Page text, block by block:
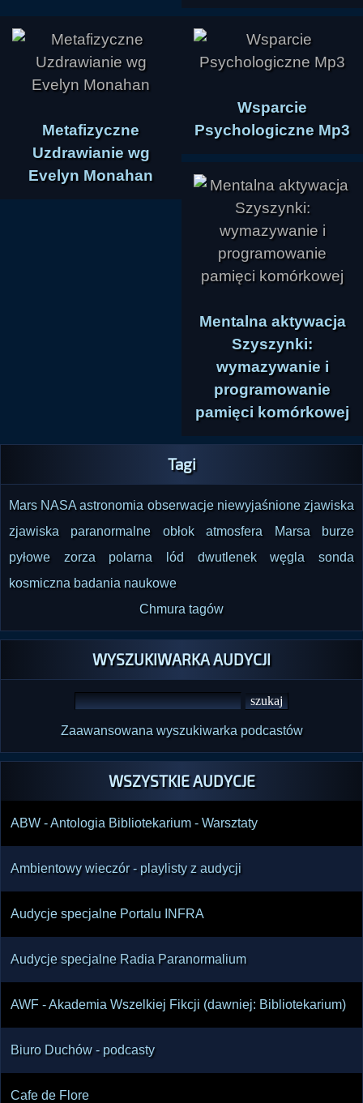
Metafizyczne
Uzdrawianie wg
Evelyn Monahan
Wsparcie
Psychologiczne Mp3
Mentalna aktywacja
Szyszynki:
wymazywanie i
programowanie
pamięci komórkowej
Tagi
Mars NASA astronomia obserwacje niewyjaśnione zjawiska
zjawiska paranormalne
obłok atmosfera Marsa
burze
pyłowe
zorza polarna lód dwutlenek węgla
sonda
kosmiczna badania naukowe
Chmura tagów
WYSZUKIWARKA AUDYCJI
Zaawansowana wyszukiwarka podcastów
WSZYSTKIE AUDYCJE
ABW - Antologia Bibliotekarium - Warsztaty
Ambientowy wieczór - playlisty z audycji
Audycje specjalne Portalu INFRA
Audycje specjalne Radia Paranormalium
AWF - Akademia Wszelkiej Fikcji (dawniej: Bibliotekarium)
Biuro Duchów - podcasty
Cafe de Flore